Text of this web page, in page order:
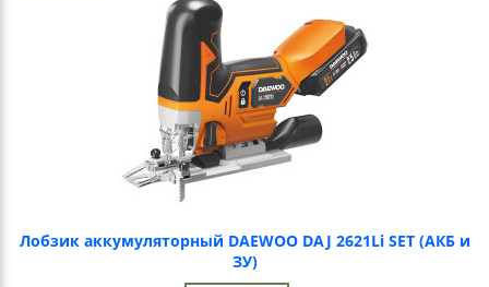
Лобзик аккумуляторный DAEWOO DAJ 2621Li SET (АКБ и
ЗУ)